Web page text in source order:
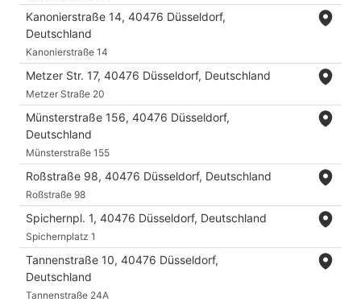
Kanonierstraße 14, 40476 Düsseldorf,
Deutschland
Kanonierstraße 14
Metzer Str. 17, 40476 Düsseldorf, Deutschland
Metzer Straße 20
Münsterstraße 156, 40476 Düsseldorf,
Deutschland
Münsterstraße 155
Roßstraße 98, 40476 Düsseldorf, Deutschland
Roßstraße 98
Spichernpl. 1, 40476 Düsseldorf, Deutschland
Spichernplatz 1
Tannenstraße 10, 40476 Düsseldorf,
Deutschland
Tannenstraße 24A